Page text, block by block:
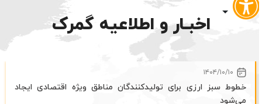
اخبـار و اطلاعیه گمرک
۱۴۰۴/۱۰/۱۰
خطوط سبز ارزی برای تولیدکنندگان مناطق ویژه اقتصادی ایجاد
می‌شود